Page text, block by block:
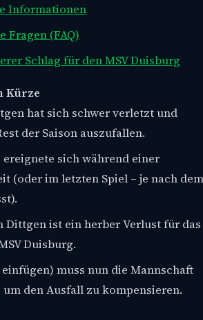
Informationen
Fragen (FAQ)
Schlag für den MSV Duisburg
Kürze
hat sich schwer verletzt und
der Saison auszufallen.
sich während einer
(oder im letzten Spiel – je nach dem
Dittgen ist ein herber Verlust für das
Duisburg.
muss nun die Mannschaft
den Ausfall zu kompensieren.